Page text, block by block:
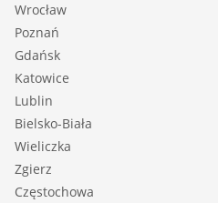
Wrocław
Poznań
Gdańsk
Katowice
Lublin
Bielsko-Biała
Wieliczka
Zgierz
Częstochowa